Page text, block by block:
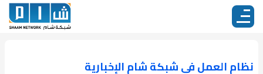
نظام العمل في شبكة شام الإخبارية